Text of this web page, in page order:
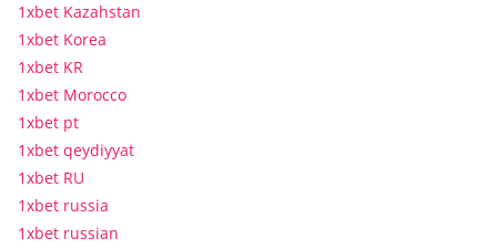
1xbet Kazahstan
1xbet Korea
1xbet KR
1xbet Morocco
1xbet pt
1xbet qeydiyyat
1xbet RU
1xbet russia
1xbet russian